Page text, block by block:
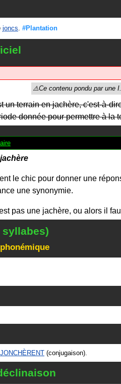
joncs. #Plantation
un terrain en jachère, c'est-à-
donnée pour permettre à la
le chic pour donner une
une synonymie.
pas une jachère, ou alors il
JONCHÈRENT (conjugaison).